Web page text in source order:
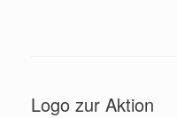
Logo zur Aktion